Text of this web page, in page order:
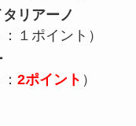
リアーノ
１ポイント）
2ポイント ）